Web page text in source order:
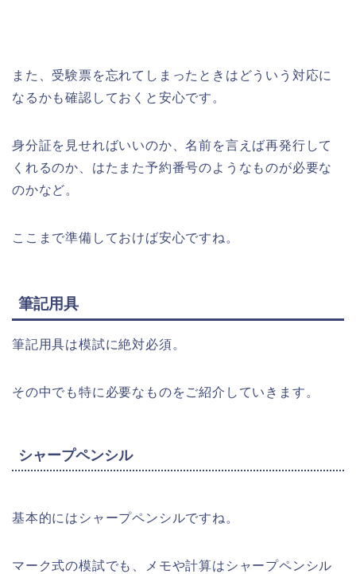
また、受験票を忘れてしまったときはどういう対応に
なるかも確認しておくと安心です。
身分証を見せればいいのか、名前を言えば再発行して
くれるのか、はたまた予約番号のようなものが必要な
のかなど。
ここまで準備しておけば安心ですね。
筆記用具
筆記用具は模試に絶対必須。
その中でも特に必要なものをご紹介していきます。
シャープペンシル
基本的にはシャープペンシルですね。
マーク式の模試でも、メモや計算はシャープペンシル